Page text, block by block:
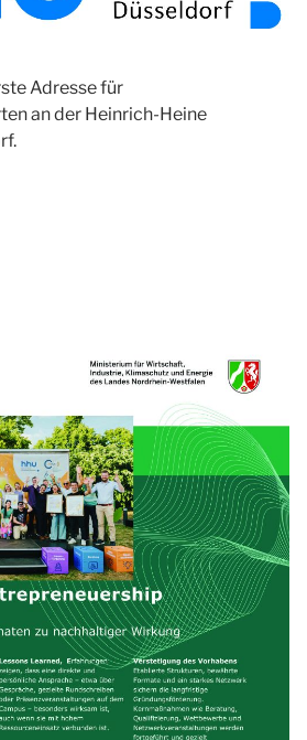
Adresse für
an der Heinrich-Heine